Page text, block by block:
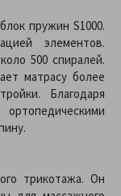
пружин S1000.
элементов.
500 спиралей.
матрасу более
Благодаря
трикотажа. Он